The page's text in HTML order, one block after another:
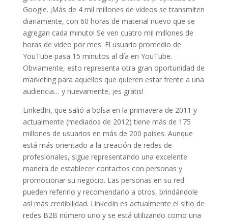
Google. ¡Más de 4 mil millones de videos se transmiten
diariamente, con 60 horas de material nuevo que se
agregan cada minuto! Se ven cuatro mil millones de
horas de video por mes. El usuario promedio de
YouTube pasa 15 minutos al día en YouTube.
Obviamente, esto representa otra gran oportunidad de
marketing para aquellos que quieren estar frente a una
audiencia… y nuevamente, ¡es gratis!
LinkedIn, que salió a bolsa en la primavera de 2011 y
actualmente (mediados de 2012) tiene más de 175
millones de usuarios en más de 200 países. Aunque
está más orientado a la creación de redes de
profesionales, sigue representando una excelente
manera de establecer contactos con personas y
promocionar su negocio. Las personas en su red
pueden referirlo y recomendarlo a otros, brindándole
así más credibilidad. LinkedIn es actualmente el sitio de
redes B2B número uno y se está utilizando como una